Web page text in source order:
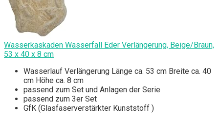
Wasserkaskaden Wasserfall Eder Verlängerung, Beige/Braun,
53 x 40 x 8 cm
Wasserlauf Verlängerung Länge ca. 53 cm Breite ca. 40
cm Höhe ca. 8 cm
passend zum Set und Anlagen der Serie
passend zum 3er Set
GfK (Glasfaserverstärkter Kunststoff )